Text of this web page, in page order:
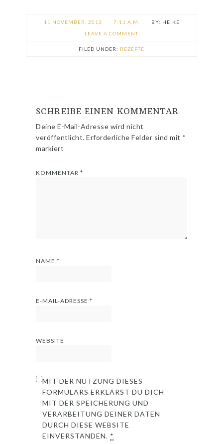
11 NOVEMBER, 2013 7:11 A.M.
HEIKE
LEAVE A COMMENT
FILED UNDER: REZEPTE
SCHREIBE EINEN KOMMENTAR
Deine E-Mail-Adresse wird nicht
veröffentlicht. Erforderliche Felder sind mit *
markiert
KOMMENTAR*
NAME*
E-MAIL-ADRESSE*
WEBSITE
MIT DER NUTZUNG DIESES
FORMULARS ERKLÄRST DU DICH
MIT DER SPEICHERUNG UND
VERARBEITUNG DEINER DATEN
DURCH DIESE WEBSITE
EINVERSTANDEN. *